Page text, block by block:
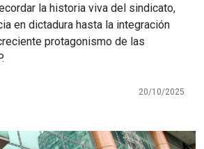
la historia viva del sindicato,
en dictadura hasta la integración
protagonismo de las
20/10/2025